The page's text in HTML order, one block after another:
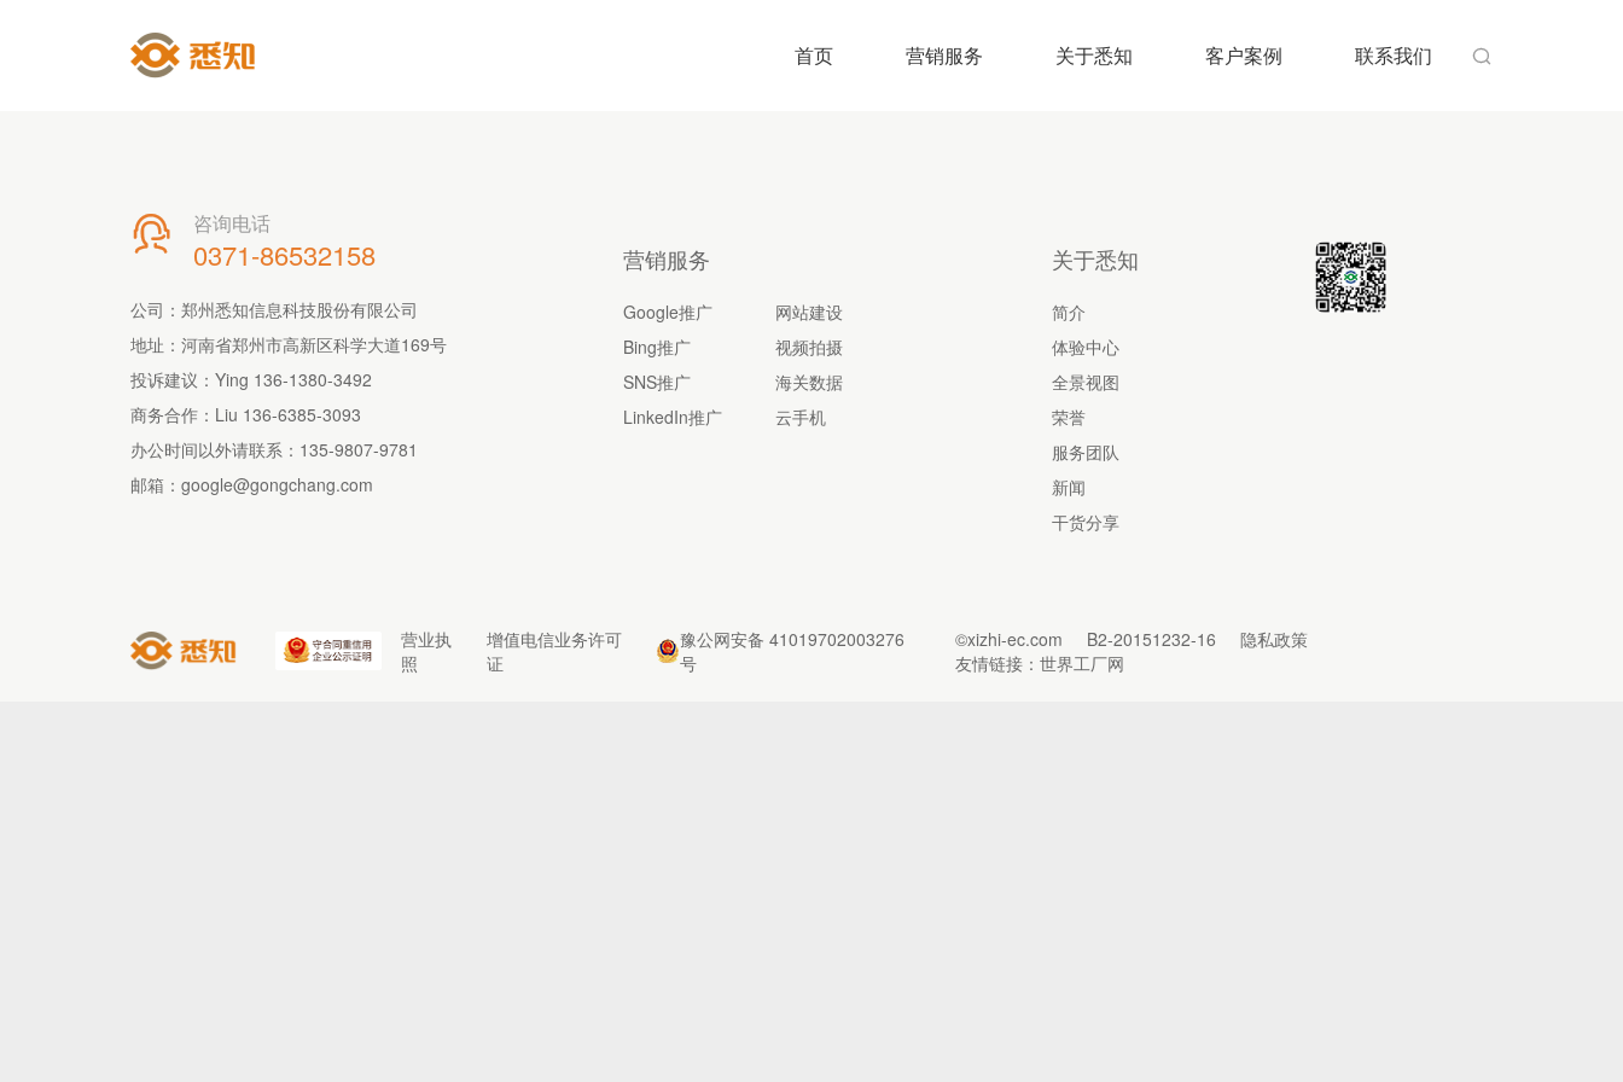
首页 营销服务 关于悉知 客户案例 联系我们 
 咨询电话
0371-86532158
公司：郑州悉知信息科技股份有限公司
地址：河南省郑州市高新区科学大道169号
投诉建议：Ying 136-1380-3492
商务合作：Liu 136-6385-3093
办公时间以外请联系： 135-9807-9781
邮箱： google@gongchang.com
营销服务
Google推广
Bing推广
SNS推广
LinkedIn推广
网站建设
视频拍摄
海关数据
云手机
关于悉知
简介
体验中心
全景视图
荣誉
服务团队
新闻
干货分享
营业执
照
增值电信业务许可
证
豫公网安备 41019702003276
号
©xizhi-ec.com B2-20151232-16
隐私政策
友情链接： 世界工厂网